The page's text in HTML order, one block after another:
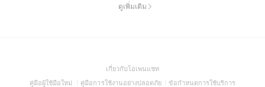
ดูเพิ่มเติม
เกี่ยวกับโอเพนแชท(Open
in
คู่มือผู้ใช้มือใหม่ (Open
คู่มือการใช้งานอย่างปลอดภัย(Open
ข้อกำหนดการใช้บริการ(Open